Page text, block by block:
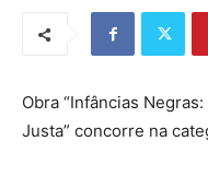
Obra “Infâncias
Justa” concorre na